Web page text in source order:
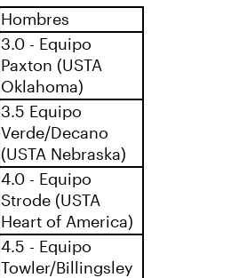
Hombres
3.0 - Equipo
Paxton (USTA
Oklahoma)
3.5 Equipo
Verde/Decano
(USTA Nebraska)
4.0 - Equipo
Strode (USTA
Heart of America)
4.5 - Equipo
Towler/Billingsley